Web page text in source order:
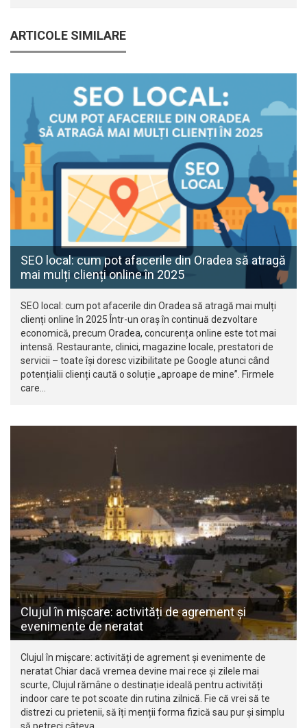
ARTICOLE SIMILARE
SEO local: cum pot afacerile din Oradea să atragă
mai mulți clienți online în 2025
SEO local: cum pot afacerile din Oradea să atragă mai mulți
clienți online în 2025 Într-un oraș în continuă dezvoltare
economică, precum Oradea, concurența online este tot mai
intensă. Restaurante, clinici, magazine locale, prestatori de
servicii – toate își doresc vizibilitate pe Google atunci când
potențialii clienți caută o soluție „aproape de mine”. Firmele
care…
Clujul în mișcare: activități de agrement și
evenimente de neratat
Clujul în mișcare: activități de agrement și evenimente de
neratat Chiar dacă vremea devine mai rece și zilele mai
scurte, Clujul rămâne o destinație ideală pentru activități
indoor care te pot scoate din rutina zilnică. Fie că vrei să te
distrezi cu prietenii, să îți menții forma fizică sau pur și simplu